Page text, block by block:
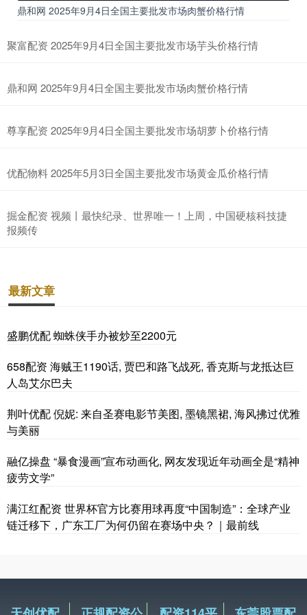
鼎和网 2025年9月4日全国主要批发市场肉蟹价格行情
聚富配资 2025年9月4日全国主要批发市场芋头价格行情
鼎和网 2025年9月4日全国主要批发市场肉蟹价格行情
尊享配资 2025年9月4日全国主要批发市场胡萝卜价格行情
优配物料 2025年5月3日全国主要批发市场黄金瓜价格行情
掘金配资 视频丨最快纪录、世界唯一！上周，中国硬核科技捷
报频传
最新文章
盛鹏优配 蜘蛛侠手办被炒至2200元
658配资 海贼王1190话, 贾巴和路飞战死, 香克斯与龙抵达巨
人岛艾尔巴夫
荆叶优配 倪妮: 来自圣赛电影节美图, 墨镜黑裙, 海风拂过优雅
与美丽
融亿操盘 “暴食漫画”宣布动画化, 网友发现近年动画全是“精神
疲劳文学”
满江红配资 世界杯官方比赛用球再度“中国制造”：全球产业
链迁移下，广东工厂为何仍留在赛场中央？｜最前线